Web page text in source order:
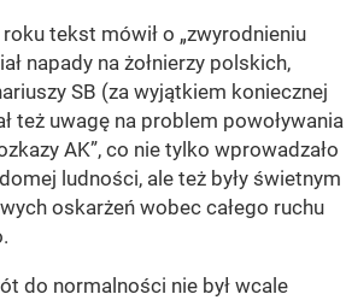
tekst mówił o „zwyrodnieniu
napady na żołnierzy polskich,
SB (za wyjątkiem koniecznej
też uwagę na problem powoływania
AK”, co nie tylko wprowadzało
ludności, ale też były świetnym
oskarżeń wobec całego ruchu
do normalności nie był wcale